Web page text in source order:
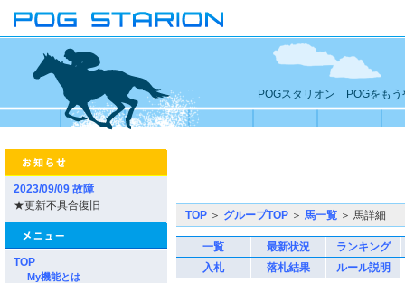
POGスタリオン POGをもう
2023/09/09 故障
★更新不具合復旧
TOP
My機能とは
TOP ＞ グループTOP ＞ 馬一覧 ＞ 馬詳細
一覧 最新状況
ランキング
入札
落札結果
ルール説明